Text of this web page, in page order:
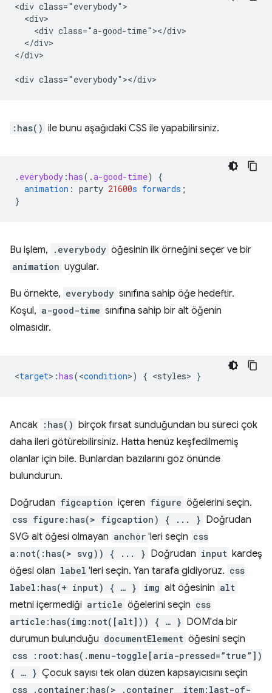
<div class="everybody">
  <div>
    <div class="a-good-time"></div>
  </div>
</div>
:has() ile bunu aşağıdaki CSS ile yapabilirsiniz.
. everybody :has( .a-good-time)
{
animation : party 21600s forwards ;
}
Bu işlem, .everybody öğesinin ilk örneğini seçer ve bir
animation uygular.
Bu örnekte, everybody sınıfına sahip öğe hedeftir.
Koşul, a-good-time sınıfına sahip bir alt öğenin
olmasıdır.
<target> :has(<condition>) { <styles> }
Ancak :has() birçok fırsat sunduğundan bu süreci çok
daha ileri götürebilirsiniz. Hatta henüz keşfedilmemiş
olanlar için bile. Bunlardan bazılarını göz önünde
bulundurun.
Doğrudan figcaption içeren figure öğelerini seçin.
css figure:has(> figcaption) { ... } Doğrudan
SVG alt öğesi olmayan anchor 'leri seçin css
a:not(:has(> svg)) { ... } Doğrudan input kardeş
öğesi olan label 'leri seçin. Yan tarafa gidiyoruz. css
label:has(+ input) { … }
img alt öğesinin alt
metni içermediği article öğelerini seçin css
article:has(img:not([alt])) { … } DOM'da bir
durumun bulunduğu documentElement öğesini seçin
css :root:has(.menu-toggle[aria-pressed=”true”])
{ … } Çocuk sayısı tek olan düzen kapsayıcısını seçin
css .container:has(> .container__item:last-of-